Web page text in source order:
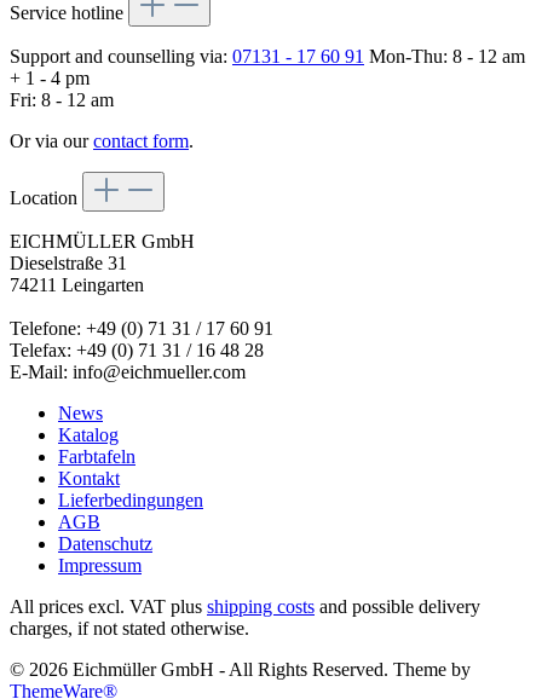
Service hotline
Support and counselling via: 07131 - 17 60 91 Mon-Thu: 8 - 12 am
+ 1 - 4 pm
Fri: 8 - 12 am
Or via ourcontact form.
Location
EICHMÜLLER GmbH
Dieselstraße 31
74211 Leingarten
Telefone: +49 (0) 71 31 / 17 60 91
Telefax: +49 (0) 71 31 / 16 48 28
E-Mail: info@eichmueller.com
News
Katalog
Farbtafeln
Kontakt
Lieferbedingungen
AGB
Datenschutz
Impressum
All prices excl. VAT plus shipping costs and possible delivery
charges, if not stated otherwise.
© 2026 Eichmüller GmbH - All Rights Reserved. Theme by
ThemeWare®